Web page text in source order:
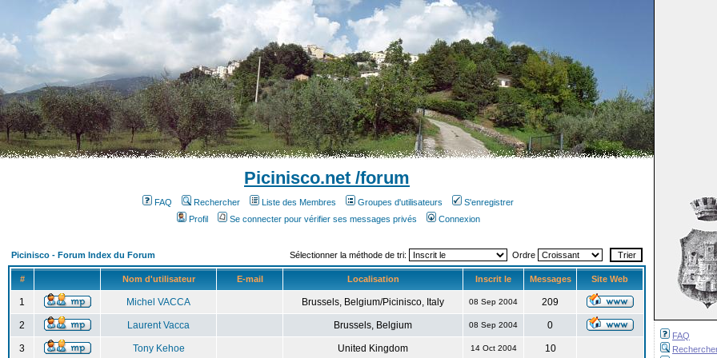
FAQ
Picinisco.net /forum
FAQ Rechercher Liste des Membres Groupes d'utilisateurs
S'enregistrer
Profil
Se connecter pour vérifier ses messages privés Connexion
Picinisco - Forum Index du Forum Sélectionner la méthode de tri: Ordre
# Nom d'utilisateur E-mail Localisation Inscrit le Messages Site Web
1 Michel VACCA Brussels, Belgium/Picinisco, Italy 08 Sep 2004 209
2 Laurent Vacca Brussels, Belgium 08 Sep 2004 0
3 Tony Kehoe United Kingdom 14 Oct 2004 10